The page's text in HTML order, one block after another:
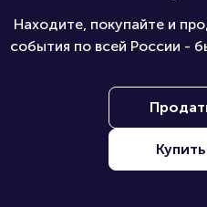
Находите, покупайте и
события по всей России -